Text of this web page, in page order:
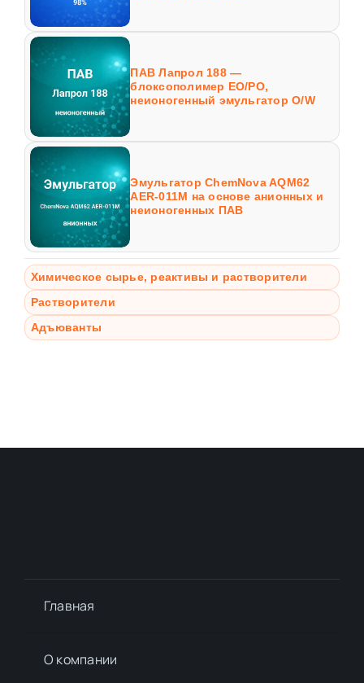
ПАВ Лапрол 188 —
блоксополимер EO/PO,
неионогенный эмульгатор O/W
Эмульгатор ChemNova AQM62
AER-011M на основе анионных и
неионогенных ПАВ
Химическое сырье, реактивы и растворители
Растворители
Адъюванты
Главная
О компании